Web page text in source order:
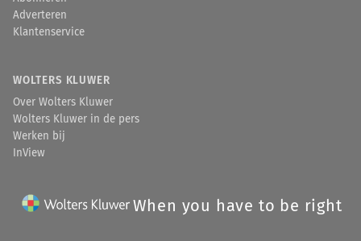
Adverteren
Klantenservice
WOLTERS KLUWER
Over Wolters Kluwer
Wolters Kluwer in de pers
Werken bij
InView
When you have to be right